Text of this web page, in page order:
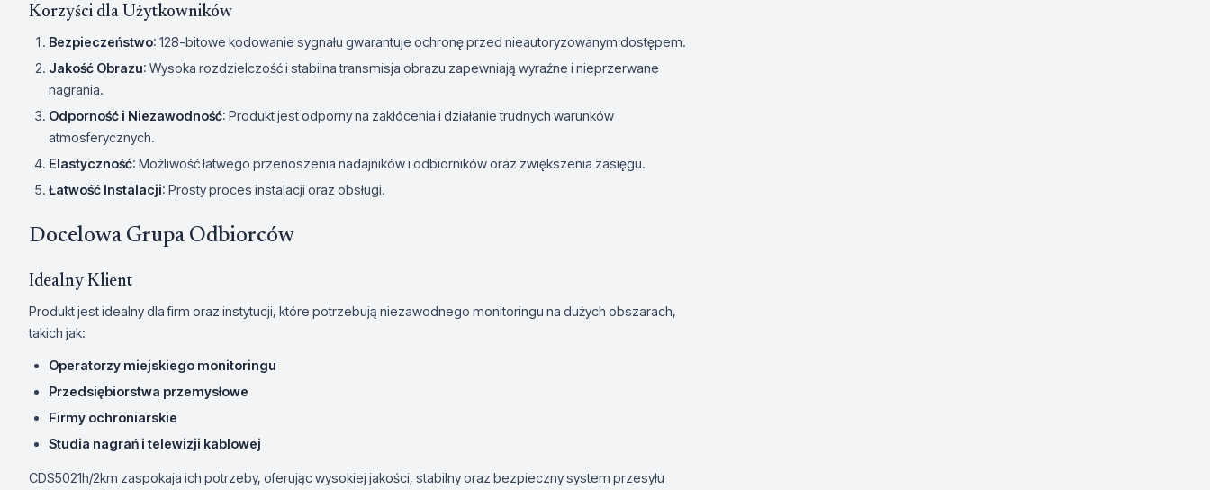
Korzyści dla Użytkowników
Bezpieczeństwo: 128-bitowe kodowanie sygnału gwarantuje ochronę przed nieautoryzowanym dostępem.
Jakość Obrazu: Wysoka rozdzielczość i stabilna transmisja obrazu zapewniają wyraźne i nieprzerwane
nagrania.
Odporność i Niezawodność: Produkt jest odporny na zakłócenia i działanie trudnych warunków
atmosferycznych.
Elastyczność: Możliwość łatwego przenoszenia nadajników i odbiorników oraz zwiększenia zasięgu.
Łatwość Instalacji: Prosty proces instalacji oraz obsługi.
Docelowa Grupa Odbiorców
Idealny Klient
Produkt jest idealny dla firm oraz instytucji, które potrzebują niezawodnego monitoringu na dużych obszarach,
takich jak:
Operatorzy miejskiego monitoringu
Przedsiębiorstwa przemysłowe
Firmy ochroniarskie
Studia nagrań i telewizji kablowej
CDS5021h/2km zaspokaja ich potrzeby, oferując wysokiej jakości, stabilny oraz bezpieczny system przesyłu